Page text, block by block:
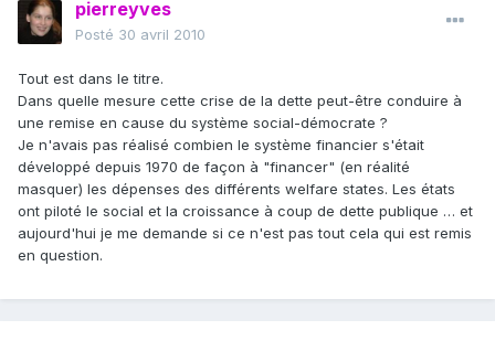
pierreyves
Posté 30 avril 2010
Tout est dans le titre.
Dans quelle mesure cette crise de la dette peut-être conduire à
une remise en cause du système social-démocrate ?
Je n'avais pas réalisé combien le système financier s'était
développé depuis 1970 de façon à "financer" (en réalité
masquer) les dépenses des différents welfare states. Les états
ont piloté le social et la croissance à coup de dette publique … et
aujourd'hui je me demande si ce n'est pas tout cela qui est remis
en question.